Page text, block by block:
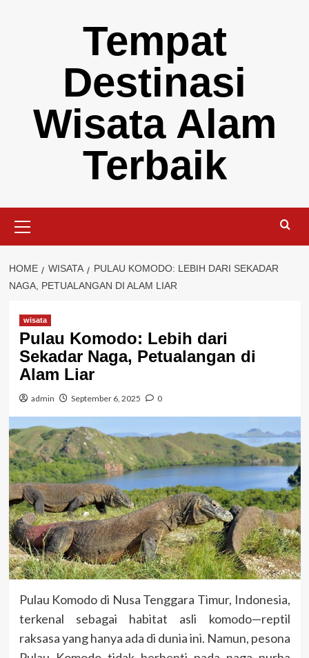
Tempat
Destinasi
Wisata Alam
Terbaik
Menu
HOME WISATA
PULAU KOMODO: LEBIH DARI SEKADAR
NAGA, PETUALANGAN DI ALAM LIAR
wisata
Pulau Komodo: Lebih dari
Sekadar Naga, Petualangan di
Alam Liar
admin September 6, 2025 0
Pulau Komodo di Nusa Tenggara Timur, Indonesia,
terkenal sebagai habitat asli komodo—reptil
raksasa yang hanya ada di dunia ini. Namun, pesona